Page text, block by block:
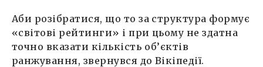
Аби розібратися, що то за структура формує
«світові рейтинги» і при цьому не здатна
точно вказати кількість об’єктів
ранжування, звернувся до Вікіпедії.